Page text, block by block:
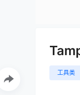
工具类